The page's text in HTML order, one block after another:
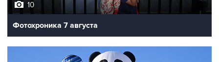
10
Фотохроника 7 августа